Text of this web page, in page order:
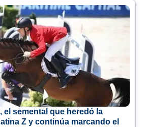
el semental que heredó la
Z y continúa marcando el